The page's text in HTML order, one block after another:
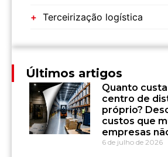
Terceirização logística
Últimos artigos
Quanto
centro de
próprio?
custos que
empresas
6 de julho de 2026